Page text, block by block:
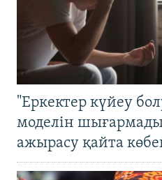
"Еркектер күйеу
моделін
ажырасу қайта